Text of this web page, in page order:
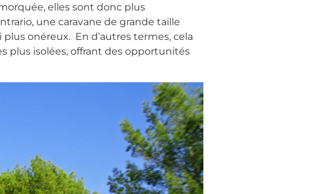
elles sont donc plus
une caravane de grande taille
onéreux. En d’autres termes, cela
plus isolées, offrant des opportunités